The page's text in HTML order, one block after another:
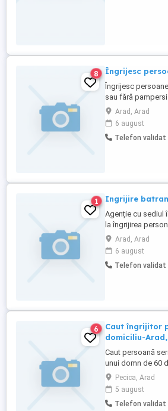
8 Îngrijesc
Îngrijesc
sau fără
Fortuna Uta Arad tel
Arad, Arad
6 august
Telefon validat
1 Ingrijire
Agenție cu sediul
la îngrijirea
cazuri disponibile.
mediu!!Salazirea
pina la 90euro.
Arad, Arad
6 august
Telefon validat
6
Caut îngrijitor
domiciliu-
Caut persoană
unui domn de 60
responsabilă care
următoarele
garsonieră și
săptămână. *
Pecica, Arad
5 august
Telefon validat